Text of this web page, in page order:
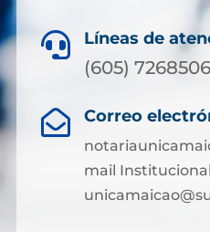
 Líneas de
(605) 7268506
 Correo
mail